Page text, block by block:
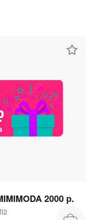
2000 р.